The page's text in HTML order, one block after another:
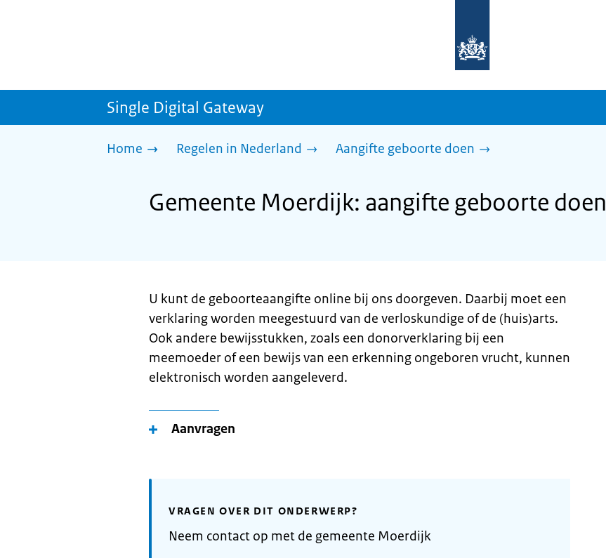
homepage
sdg.rijksoverheid.nl
Single Digital Gateway
Home Regelen in Nederland Aangifte geboorte doen
Gemeente Moerdijk: aangifte geboorte doen
U kunt de geboorteaangifte online bij ons doorgeven. Daarbij moet een
verklaring worden meegestuurd van de verloskundige of de (huis)arts.
Ook andere bewijsstukken, zoals een donorverklaring bij een
meemoeder of een bewijs van een erkenning ongeboren vrucht, kunnen
elektronisch worden aangeleverd.
Aanvragen
VRAGEN OVER DIT ONDERWERP?
Neem contact op met de gemeente Moerdijk